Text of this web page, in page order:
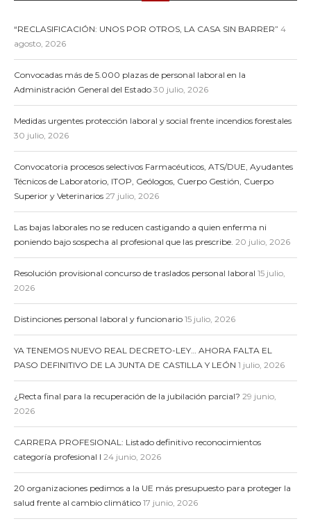
“RECLASIFICACIÓN: UNOS POR OTROS, LA CASA SIN BARRER” 4
agosto, 2026
Convocadas más de 5.000 plazas de personal laboral en la
Administración General del Estado 30 julio, 2026
Medidas urgentes protección laboral y social frente incendios forestales
30 julio, 2026
Convocatoria procesos selectivos Farmacéuticos, ATS/DUE, Ayudantes
Técnicos de Laboratorio, ITOP, Geólogos, Cuerpo Gestión, Cuerpo
Superior y Veterinarios 27 julio, 2026
Las bajas laborales no se reducen castigando a quien enferma ni
poniendo bajo sospecha al profesional que las prescribe. 20 julio, 2026
Resolución provisional concurso de traslados personal laboral 15 julio,
2026
Distinciones personal laboral y funcionario 15 julio, 2026
YA TENEMOS NUEVO REAL DECRETO-LEY… AHORA FALTA EL
PASO DEFINITIVO DE LA JUNTA DE CASTILLA Y LEÓN 1 julio, 2026
¿Recta final para la recuperación de la jubilación parcial? 29 junio,
2026
CARRERA PROFESIONAL: Listado definitivo reconocimientos
categoría profesional I 24 junio, 2026
20 organizaciones pedimos a la UE más presupuesto para proteger la
salud frente al cambio climático 17 junio, 2026